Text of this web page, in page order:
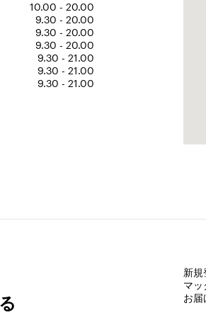
10.00 - 20.00
9.30 - 20.00
9.30 - 20.00
9.30 - 20.00
9.30 - 21.00
9.30 - 21.00
9.30 - 21.00
新規
マッ
お届